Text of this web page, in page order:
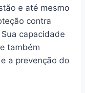
e até mesmo
contra
capacidade
também
a prevenção do